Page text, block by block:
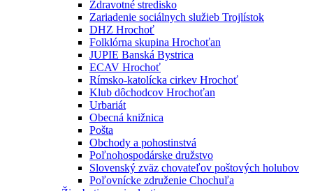
Zdravotné stredisko
Zariadenie sociálnych služieb Trojlístok
DHZ Hrochoť
Folklórna skupina Hrochoťan
JUPIE Banská Bystrica
ECAV Hrochoť
Rímsko-katolícka cirkev Hrochoť
Klub dôchodcov Hrochoťan
Urbariát
Obecná knižnica
Pošta
Obchody a pohostinstvá
Poľnohospodárske družstvo
Slovenský zväz chovateľov poštových holubov
Poľovnícke združenie Chochuľa